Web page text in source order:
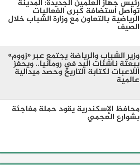
رئيس جهاز العلمين الجديدة: المدينة
تواصل استضافة كبرى الفعاليات
الرياضية بالتعاون مع وزارة الشباب خلال
الصيف
وزير الشباب والرياضة يجتمع عبر «زووم»
ببعثة ناشئات اليد في رومانيا.. ويحفز
اللاعبات لكتابة التاريخ وحصد ميدالية
عالمية
محافظ الإسكندرية يقود حملة مفاجئة
بشوارع العجمي